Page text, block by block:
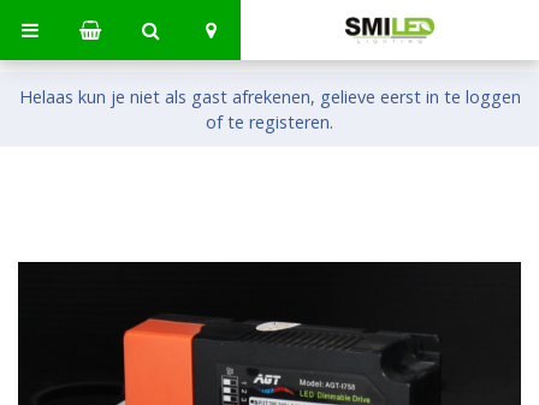
Helaas kun je niet als gast afrekenen, gelieve eerst in te loggen
of te registeren.